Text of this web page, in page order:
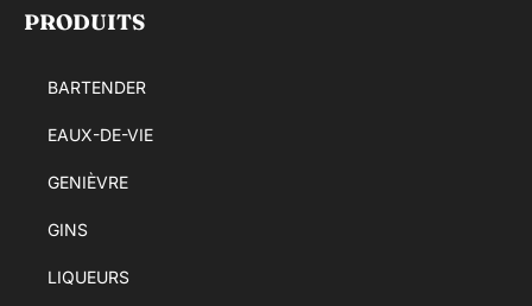
PRODUITS
BARTENDER
EAUX-DE-VIE
GENIÈVRE
GINS
LIQUEURS